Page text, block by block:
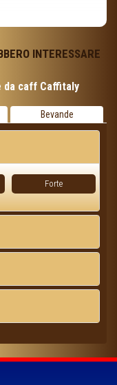
INTERESSARE
da caff Caffitaly
Bevande
Forte